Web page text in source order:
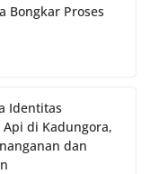
Bongkar Proses
Identitas
di Kadungora,
dan